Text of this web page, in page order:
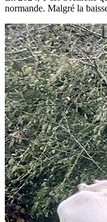
normande. Malgré la